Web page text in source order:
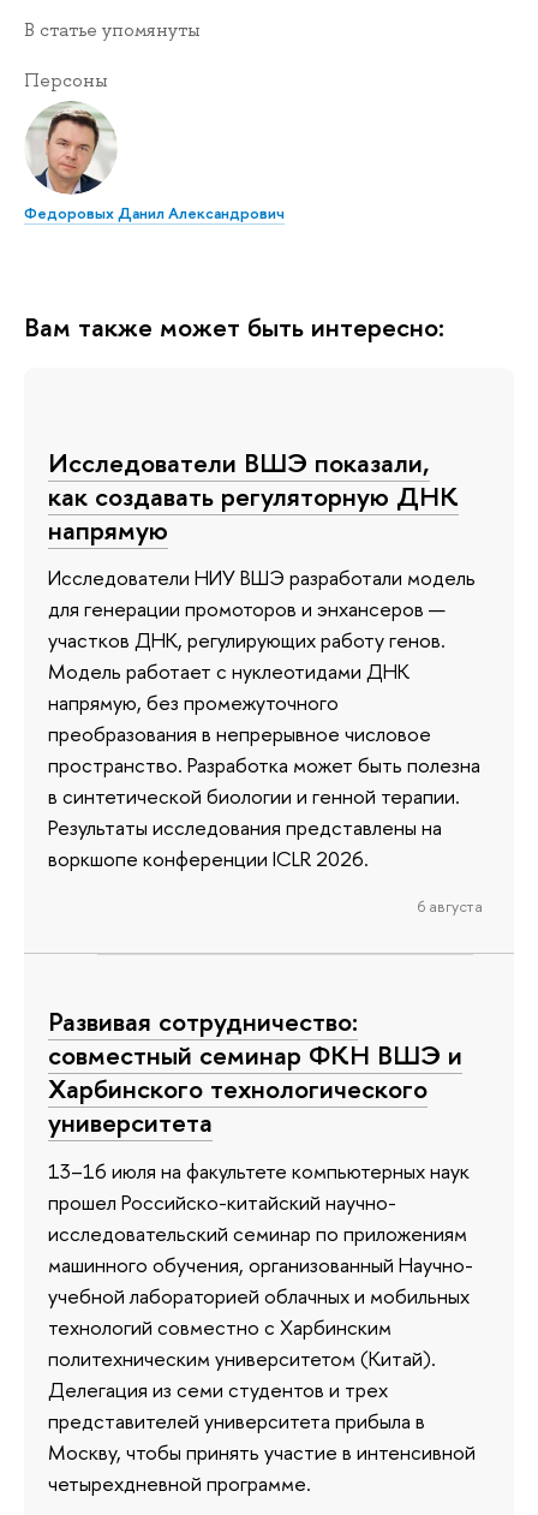
В статье упомянуты
Персоны
Федоровых Данил Александрович
Вам также может быть интересно:
Исследователи ВШЭ показали,
как создавать регуляторную ДНК
напрямую
Исследователи НИУ ВШЭ разработали модель
для генерации промоторов и энхансеров —
участков ДНК, регулирующих работу генов.
Модель работает с нуклеотидами ДНК
напрямую, без промежуточного
преобразования в непрерывное числовое
пространство. Разработка может быть полезна
в синтетической биологии и генной терапии.
Результаты исследования представлены на
воркшопе конференции ICLR 2026.
6 августа
Развивая сотрудничество:
совместный семинар ФКН ВШЭ и
Харбинского технологического
университета
13–16 июля на факультете компьютерных наук
прошел Российско-китайский научно-
исследовательский семинар по приложениям
машинного обучения, организованный Научно-
учебной лабораторией облачных и мобильных
технологий совместно с Харбинским
политехническим университетом (Китай).
Делегация из семи студентов и трех
представителей университета прибыла в
Москву, чтобы принять участие в интенсивной
четырехдневной программе.